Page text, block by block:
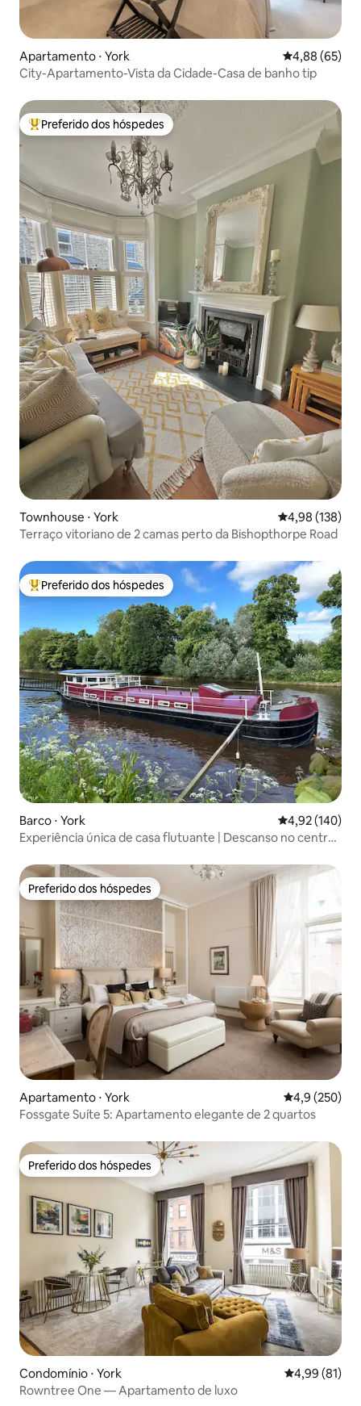
Apartamento ⋅ York 4,88 de uma
4,88 (65)
City-Apartamento-Vista da Cidade-Casa de banho tip
Entre os melhores preferidos dos hóspedes
Preferido dos hóspedes
Townhouse ⋅ York 4,98 de uma
4,98 (138)
Terraço vitoriano de 2 camas perto da Bishopthorpe Road
Entre os melhores preferidos dos hóspedes
Preferido dos hóspedes
Barco ⋅ York 4,92 de uma
4,92 (140)
Experiência única de casa flutuante | Descanso no centro
Preferido dos hóspedes
Preferido dos hóspedes
Apartamento ⋅ York 4,9 de uma
4,9 (250)
Fossgate Suíte 5: Apartamento elegante de 2 quartos
Preferido dos hóspedes
Preferido dos hóspedes
Condomínio ⋅ York 4,99 de uma
4,99 (81)
Rowntree One — Apartamento de luxo